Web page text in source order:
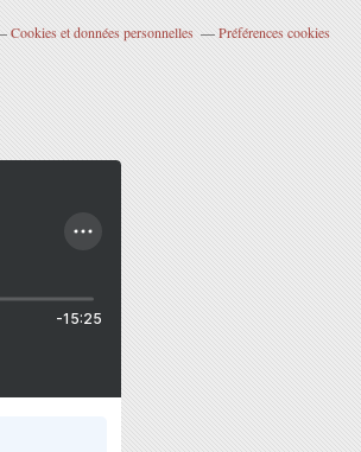
Cookies et données personnelles Préférences cookies
-15:25